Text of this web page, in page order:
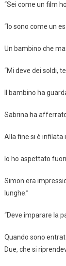
“Sei come un film
“Io sono come un
Un bambino che
“Mi deve dei soldi,
Il bambino ha
Sabrina ha
Alla fine si è infilata
Io ho aspettato
Simon era
lunghe.”
“Deve imparare la
Quando sono
Due, che si